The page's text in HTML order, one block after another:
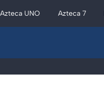
Azteca UNO Azteca 7